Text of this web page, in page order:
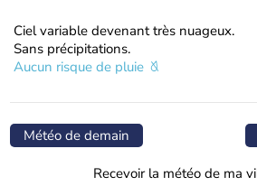
Ciel variable devenant très nuageux.
Sans précipitations.
Aucun risque de pluie
Météo de demain
Recevoir la météo de ma